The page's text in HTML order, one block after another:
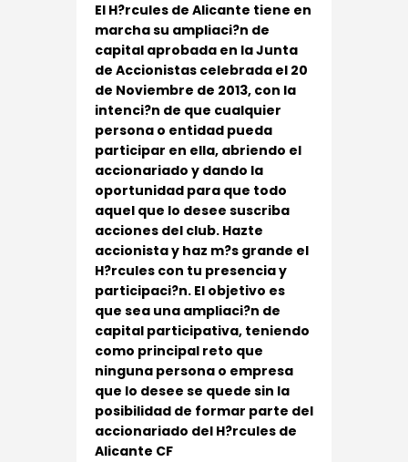
El H?rcules de Alicante tiene en
marcha su ampliaci?n de
capital aprobada en la Junta
de Accionistas celebrada el 20
de Noviembre de 2013, con la
intenci?n de que cualquier
persona o entidad pueda
participar en ella, abriendo el
accionariado y dando la
oportunidad para que todo
aquel que lo desee suscriba
acciones del club. Hazte
accionista y haz m?s grande el
H?rcules con tu presencia y
participaci?n. El objetivo es
que sea una ampliaci?n de
capital participativa, teniendo
como principal reto que
ninguna persona o empresa
que lo desee se quede sin la
posibilidad de formar parte del
accionariado del H?rcules de
Alicante CF